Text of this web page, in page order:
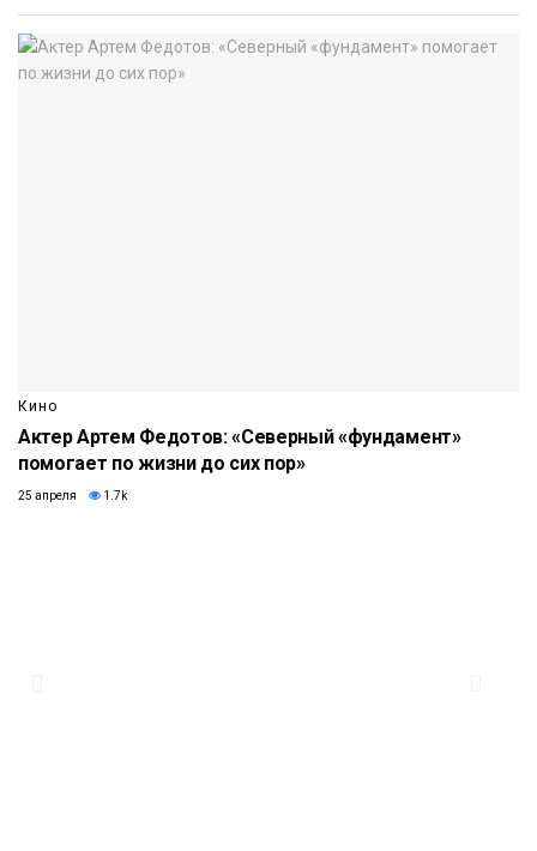
Кино
Актер Артем Федотов: «Северный «фундамент»
помогает по жизни до сих пор»
25 апреля 1.7k